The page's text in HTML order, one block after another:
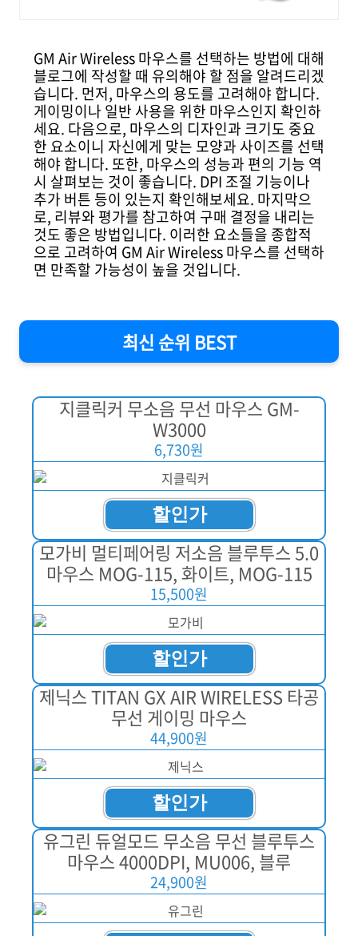
GM Air Wireless 마우스를 선택하는 방법에 대해
블로그에 작성할 때 유의해야 할 점을 알려드리겠
습니다. 먼저, 마우스의 용도를 고려해야 합니다.
게이밍이나 일반 사용을 위한 마우스인지 확인하
세요. 다음으로, 마우스의 디자인과 크기도 중요
한 요소이니 자신에게 맞는 모양과 사이즈를 선택
해야 합니다. 또한, 마우스의 성능과 편의 기능 역
시 살펴보는 것이 좋습니다. DPI 조절 기능이나
추가 버튼 등이 있는지 확인해보세요. 마지막으
로, 리뷰와 평가를 참고하여 구매 결정을 내리는
것도 좋은 방법입니다. 이러한 요소들을 종합적
으로 고려하여 GM Air Wireless 마우스를 선택하
면 만족할 가능성이 높을 것입니다.
최신 순위 BEST
지클릭커 무소음 무선 마우스 GM-
W3000
6,730원
할인가
모가비 멀티페어링 저소음 블루투스 5.0
마우스 MOG-115, 화이트, MOG-115
15,500원
할인가
제닉스 TITAN GX AIR WIRELESS 타공
무선 게이밍 마우스
44,900원
할인가
유그린 듀얼모드 무소음 무선 블루투스
마우스 4000DPI, MU006, 블루
24,900원